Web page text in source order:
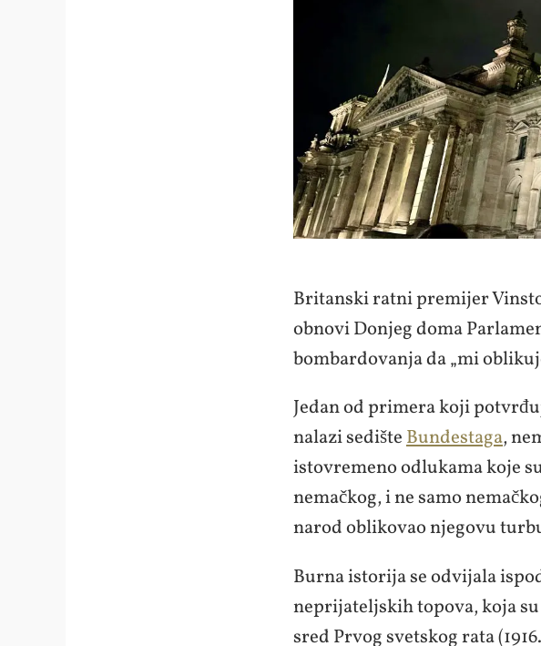
Britanski ratni premijer
obnovi Donjeg doma
bombardovanja da „mi
Jedan od primera koji
nalazi sedišteBundestaga,
istovremeno odlukama koje
nemačkog, i ne samo
narod oblikovao njegovu
Burna istorija se odvijala
neprijateljskih topova, koja
sred Prvog svetskog rata